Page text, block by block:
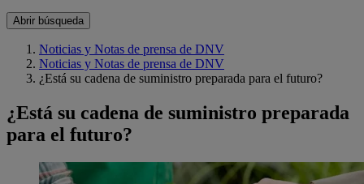
Abrir búsqueda
Noticias y Notas de prensa de DNV
Noticias y Notas de prensa de DNV
¿Está su cadena de suministro preparada para el futuro?
¿Está su cadena de suministro preparada
para el futuro?